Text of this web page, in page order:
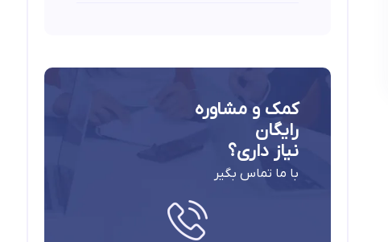
کمک و مشاوره
رایگان
نیاز داری؟
با ما تماس بگیر